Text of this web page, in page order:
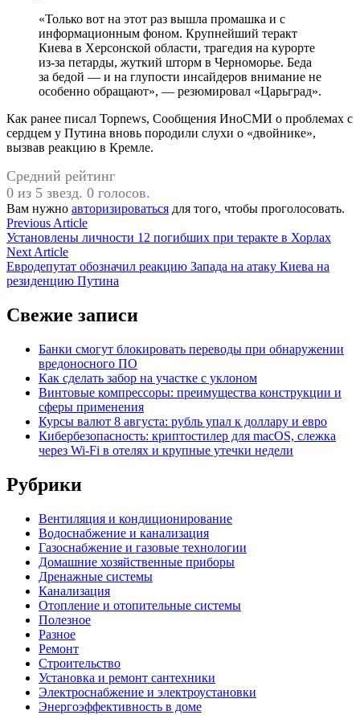
«Только вот на этот раз вышла промашка и с
информационным фоном. Крупнейший теракт
Киева в Херсонской области, трагедия на курорте
из-за петарды, жуткий шторм в Черноморье. Беда
за бедой — и на глупости инсайдеров внимание не
особенно обращают», — резюмировал «Царьград».
Как ранее писал Topnews, Сообщения ИноСМИ о проблемах с
сердцем у Путина вновь породили слухи о «двойнике»,
вызвав реакцию в Кремле.
Средний рейтинг
0 из 5 звезд. 0 голосов.
Вам нужно авторизироваться для того, чтобы проголосовать.
Навигация
по
записям
Previous ArticlePrevious
article:
Установлены личности 12 погибших при теракте в Хорлах
Next ArticleNext
article:
Евродепутат обозначил реакцию Запада на атаку Киева на
резиденцию Путина
Свежие записи
Банки смогут блокировать переводы при обнаружении
вредоносного ПО
Как сделать забор на участке с уклоном
Винтовые компрессоры: преимущества конструкции и
сферы применения
Курсы валют 8 августа: рубль упал к доллару и евро
Кибербезопасность: криптостилер для macOS, слежка
через Wi-Fi в отелях и крупные утечки недели
Рубрики
Вентиляция и кондиционирование
Водоснабжение и канализация
Газоснабжение и газовые технологии
Домашние хозяйственные приборы
Дренажные системы
Канализация
Отопление и отопительные системы
Полезное
Разное
Ремонт
Строительство
Установка и ремонт сантехники
Электроснабжение и электроустановки
Энергоэффективность в доме